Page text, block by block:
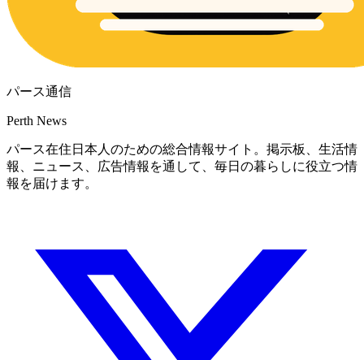
パース通信
Perth News
パース在住日本人のための総合情報サイト。掲示板、生活情
報、ニュース、広告情報を通して、毎日の暮らしに役立つ情
報を届けます。